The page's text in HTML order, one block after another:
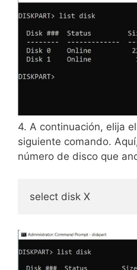
4. A continuación, elija
siguiente comando.
número de disco que
select disk X